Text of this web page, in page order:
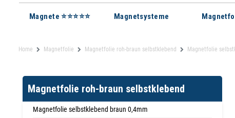
Magnete ⭐⭐⭐⭐⭐ Magnetsysteme
Home Magnetfolie Magnetfolie roh-braun selbstklebend Magnetfolie
Magnetfolie roh-braun selbstklebend
Magnetfolie selbstklebend braun 0,4mm